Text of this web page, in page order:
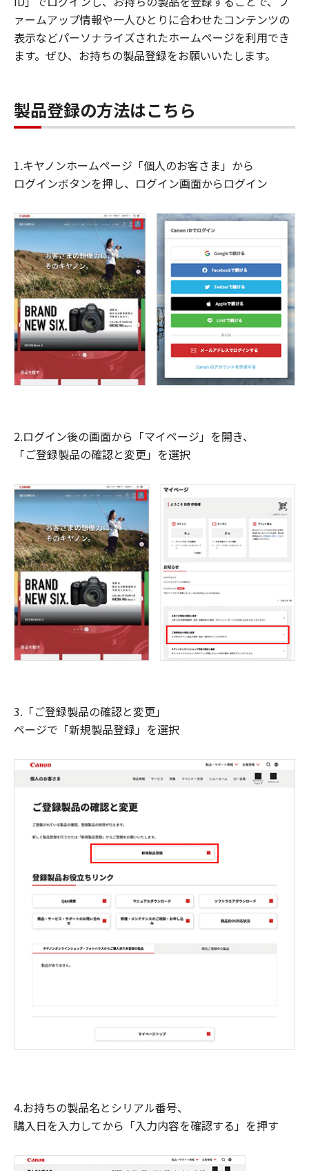
ァームアップ情報や一人ひとりに合わせたコンテンツの
表示などパーソナライズされたホームページを利用でき
ます。ぜひ、お持ちの製品登録をお願いいたします。
製品登録の方法はこちら
1.キヤノンホームページ「個人のお客さま」から
ログインボタンを押し、ログイン画面からログイン
2.ログイン後の画面から「マイページ」を開き、
「ご登録製品の確認と変更」を選択
3.「ご登録製品の確認と変更」
ページで「新規製品登録」を選択
4.お持ちの製品名とシリアル番号、
購入日を入力してから「入力内容を確認する」を押す